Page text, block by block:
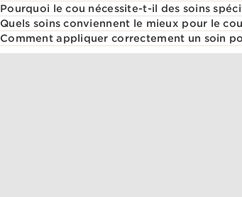
Pourquoi le cou nécessite-t-il des soins
Quels soins conviennent le mieux pour le
Comment appliquer correctement un soin